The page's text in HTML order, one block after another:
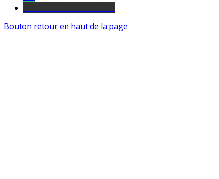
Bouton retour en haut de la page